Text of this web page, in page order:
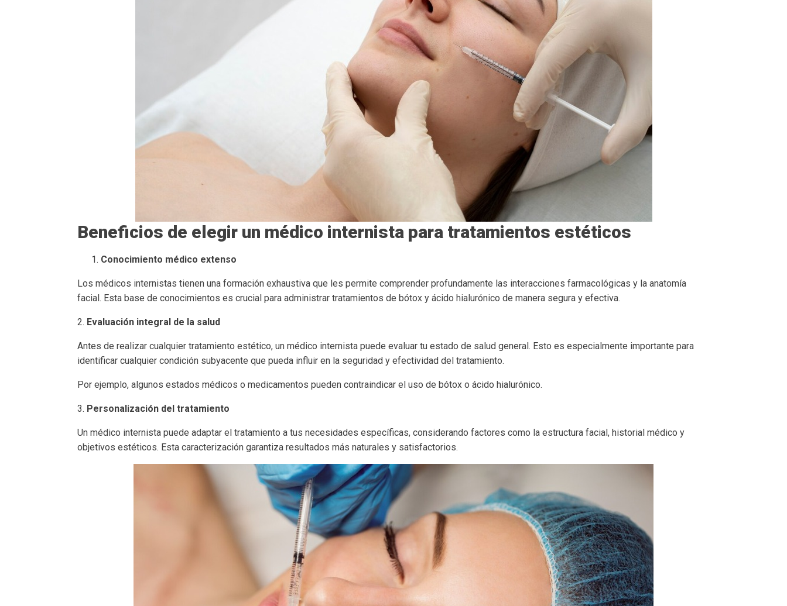
Beneficios de elegir un médico internista para tratamientos estéticos
Conocimiento médico extenso
Los médicos internistas tienen una formación exhaustiva que les permite comprender profundamente las interacciones farmacológicas y la anatomía
facial. Esta base de conocimientos es crucial para administrar tratamientos de bótox y ácido hialurónico de manera segura y efectiva.
2. Evaluación integral de la salud
Antes de realizar cualquier tratamiento estético, un médico internista puede evaluar tu estado de salud general. Esto es especialmente importante para
identificar cualquier condición subyacente que pueda influir en la seguridad y efectividad del tratamiento.
Por ejemplo, algunos estados médicos o medicamentos pueden contraindicar el uso de bótox o ácido hialurónico.
3. Personalización del tratamiento
Un médico internista puede adaptar el tratamiento a tus necesidades específicas, considerando factores como la estructura facial, historial médico y
objetivos estéticos. Esta caracterización garantiza resultados más naturales y satisfactorios.